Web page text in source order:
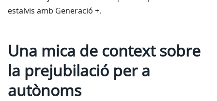
estalvis amb Generació +.
Una mica de context sobre
la prejubilació per a
autònoms